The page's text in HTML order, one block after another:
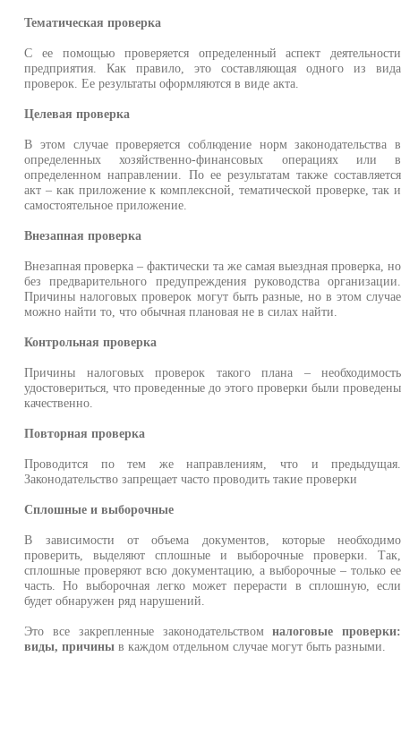
Тематическая проверка
С ее помощью проверяется определенный аспект деятельности
предприятия. Как правило, это составляющая одного из вида
проверок. Ее результаты оформляются в виде акта.
Целевая проверка
В этом случае проверяется соблюдение норм законодательства в
определенных хозяйственно-финансовых операциях или в
определенном направлении. По ее результатам также составляется
акт – как приложение к комплексной, тематической проверке, так и
самостоятельное приложение.
Внезапная проверка
Внезапная проверка – фактически та же самая выездная проверка, но
без предварительного предупреждения руководства организации.
Причины налоговых проверок могут быть разные, но в этом случае
можно найти то, что обычная плановая не в силах найти.
Контрольная проверка
Причины налоговых проверок такого плана – необходимость
удостовериться, что проведенные до этого проверки были проведены
качественно.
Повторная проверка
Проводится по тем же направлениям, что и предыдущая.
Законодательство запрещает часто проводить такие проверки
Сплошные и выборочные
В зависимости от объема документов, которые необходимо
проверить, выделяют сплошные и выборочные проверки. Так,
сплошные проверяют всю документацию, а выборочные – только ее
часть. Но выборочная легко может перерасти в сплошную, если
будет обнаружен ряд нарушений.
Это все закрепленные законодательствомналоговые проверки:
виды, причины в каждом отдельном случае могут быть разными.